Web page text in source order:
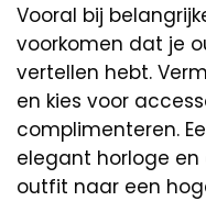
Vooral bij
voorkomen dat je
vertellen hebt.
en kies voor
complimenteren.
elegant horloge en
outfit naar een